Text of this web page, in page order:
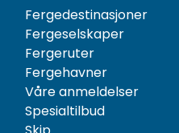
Fergedestinasjoner
Fergeselskaper
Fergeruter
Fergehavner
Våre anmeldelser
Spesialtilbud